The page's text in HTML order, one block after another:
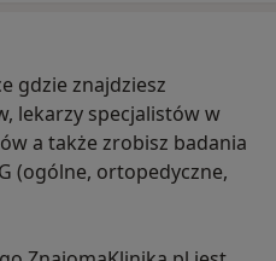
gdzie znajdziesz
lekarzy specjalistów w
a także zrobisz badania
(ogólne, ortopedyczne,